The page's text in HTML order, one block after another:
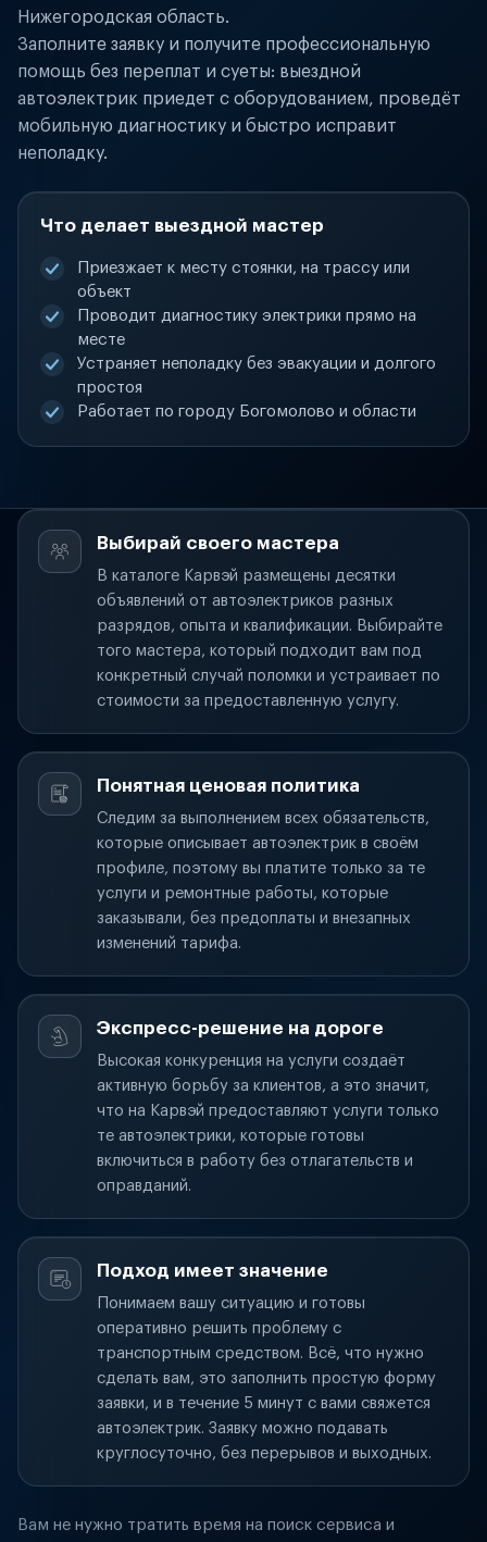
Нижегородская область.
Заполните заявку и получите профессиональную
помощь без переплат и суеты: выездной
автоэлектрик приедет с оборудованием, проведёт
мобильную диагностику и быстро исправит
неполадку.
Что делает выездной мастер
Приезжает к месту стоянки, на трассу или
объект
Проводит диагностику электрики прямо на
месте
Устраняет неполадку без эвакуации и долгого
простоя
Работает по городу Богомолово и области
Выбирай своего мастера
В каталоге Карвэй размещены десятки
объявлений от автоэлектриков разных
разрядов, опыта и квалификации. Выбирайте
того мастера, который подходит вам под
конкретный случай поломки и устраивает по
стоимости за предоставленную услугу.
Понятная ценовая политика
Следим за выполнением всех обязательств,
которые описывает автоэлектрик в своём
профиле, поэтому вы платите только за те
услуги и ремонтные работы, которые
заказывали, без предоплаты и внезапных
изменений тарифа.
Экспресс-решение на дороге
Высокая конкуренция на услуги создаёт
активную борьбу за клиентов, а это значит,
что на Карвэй предоставляют услуги только
те автоэлектрики, которые готовы
включиться в работу без отлагательств и
оправданий.
Подход имеет значение
Понимаем вашу ситуацию и готовы
оперативно решить проблему с
транспортным средством. Всё, что нужно
сделать вам, это заполнить простую форму
заявки, и в течение 5 минут с вами свяжется
автоэлектрик. Заявку можно подавать
круглосуточно, без перерывов и выходных.
Вам не нужно тратить время на поиск сервиса и